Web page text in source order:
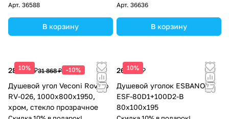
Арт. 36588
В корзину
Арт. 36636
В корзину
10%
28 681 ₽31 868 ₽ -10%
Душевой угол Veconi Rovigo
RV-026, 1000х800х1950,
хром, стекло прозрачное
10%
26 138 ₽
Душевой уголок ESBANO
ESF-80D1+100D2-B
80х100х195